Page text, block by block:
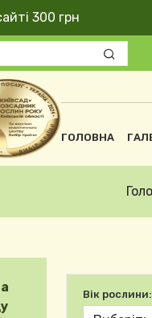
300 грн
ГОЛОВНА
Вік рослини: